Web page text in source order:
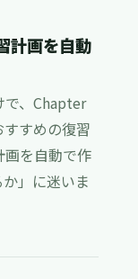
計画を自動
で、Chapter
すめの復習
画を自動で作
」に迷いま